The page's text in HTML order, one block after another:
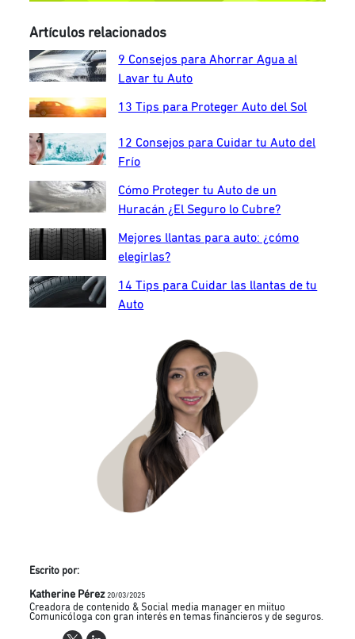
Artículos relacionados
9 Consejos para Ahorrar Agua al
Lavar tu Auto
13 Tips para Proteger Auto del Sol
12 Consejos para Cuidar tu Auto del
Frío
Cómo Proteger tu Auto de un
Huracán ¿El Seguro lo Cubre?
Mejores llantas para auto: ¿cómo
elegirlas?
14 Tips para Cuidar las llantas de tu
Auto
Escrito por:
Katherine Pérez 20/03/2025
Creadora de contenido & Social media manager en miituo
Comunicóloga con gran interés en temas financieros y de seguros.